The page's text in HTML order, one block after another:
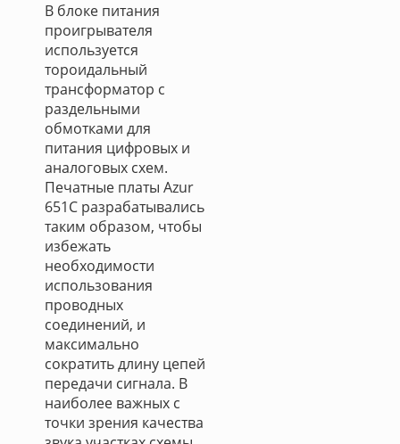
В блоке питания
проигрывателя
используется
тороидальный
трансформатор с
раздельными
обмотками для
питания цифровых и
аналоговых схем.
Печатные платы Azur
651C разрабатывались
таким образом, чтобы
избежать
необходимости
использования
проводных
соединений, и
максимально
сократить длину цепей
передачи сигнала. В
наиболее важных с
точки зрения качества